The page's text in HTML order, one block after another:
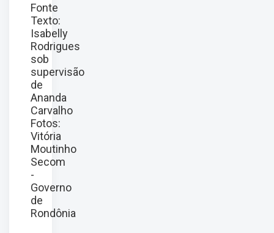
Fonte
Texto:
Isabelly
Rodrigues
sob
supervisão
de
Ananda
Carvalho
Fotos:
Vitória
Moutinho
Secom
-
Governo
de
Rondônia